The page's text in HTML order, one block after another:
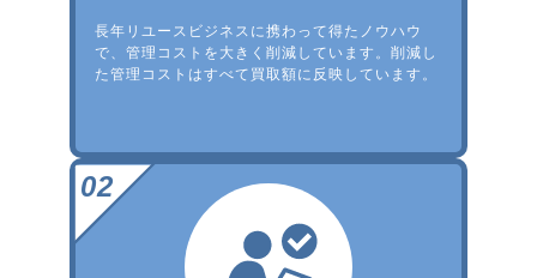
長年リユースビジネスに携わって得たノウハウ
で、管理コストを大きく削減しています。削減し
た管理コストはすべて買取額に反映しています。